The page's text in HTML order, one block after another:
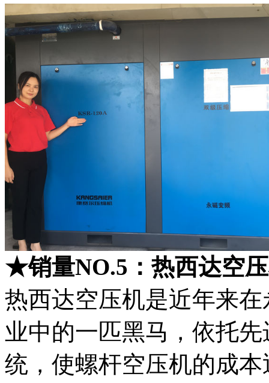
★销量NO.5：热西达空
热西达空压机是近年来
业中的一匹黑马，依托
统，使螺杆空压机的成